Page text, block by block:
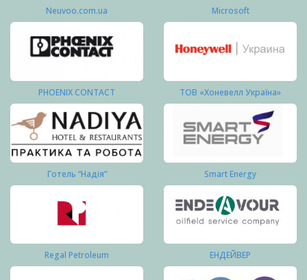
Neuvoo.com.ua Microsoft
PHOENIX CONTACT ТОВ «Хоневелл Україна»
Готель “Надія” Smart Energy
Regal Petroleum ЕНДЕЙВЕР